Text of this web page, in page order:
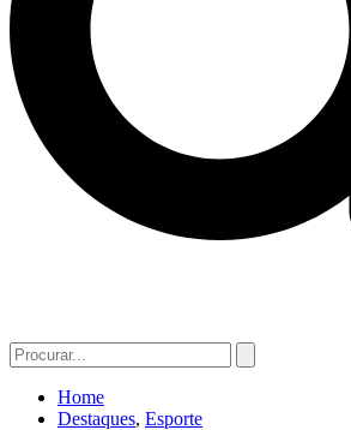
Home
Destaques, Esporte